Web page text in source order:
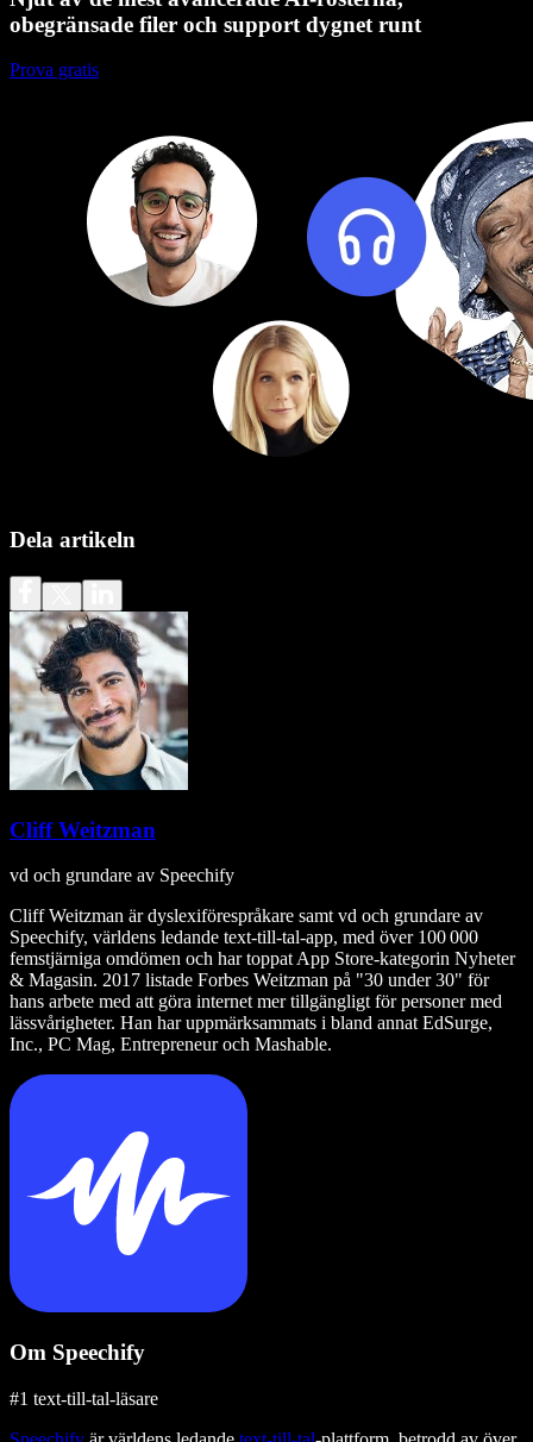
obegränsade filer och support dygnet runt
Prova gratis
Dela artikeln
Cliff Weitzman
vd och grundare av Speechify
Cliff Weitzman är dyslexiförespråkare samt vd och grundare av
Speechify, världens ledande text‑till‑tal‑app, med över 100 000
femstjärniga omdömen och har toppat App Store-kategorin Nyheter
& Magasin. 2017 listade Forbes Weitzman på "30 under 30" för
hans arbete med att göra internet mer tillgängligt för personer med
lässvårigheter. Han har uppmärksammats i bland annat EdSurge,
Inc., PC Mag, Entrepreneur och Mashable.
Om Speechify
#1 text-till-tal-läsare